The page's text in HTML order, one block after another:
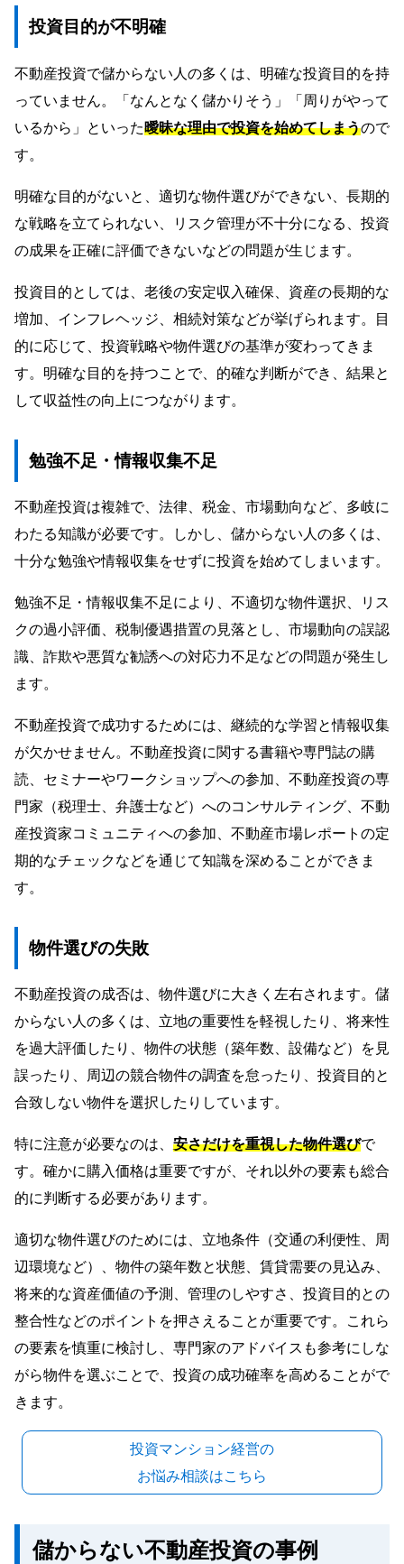
投資目的が不明確
不動産投資で儲からない人の多くは、明確な投資目的を持
っていません。「なんとなく儲かりそう」「周りがやって
いるから」といった曖昧な理由で投資を始めてしまうので
す。
明確な目的がないと、適切な物件選びができない、長期的
な戦略を立てられない、リスク管理が不十分になる、投資
の成果を正確に評価できないなどの問題が生じます。
投資目的としては、老後の安定収入確保、資産の長期的な
増加、インフレヘッジ、相続対策などが挙げられます。目
的に応じて、投資戦略や物件選びの基準が変わってきま
す。明確な目的を持つことで、的確な判断ができ、結果と
して収益性の向上につながります。
勉強不足・情報収集不足
不動産投資は複雑で、法律、税金、市場動向など、多岐に
わたる知識が必要です。しかし、儲からない人の多くは、
十分な勉強や情報収集をせずに投資を始めてしまいます。
勉強不足・情報収集不足により、不適切な物件選択、リス
クの過小評価、税制優遇措置の見落とし、市場動向の誤認
識、詐欺や悪質な勧誘への対応力不足などの問題が発生し
ます。
不動産投資で成功するためには、継続的な学習と情報収集
が欠かせません。不動産投資に関する書籍や専門誌の購
読、セミナーやワークショップへの参加、不動産投資の専
門家（税理士、弁護士など）へのコンサルティング、不動
産投資家コミュニティへの参加、不動産市場レポートの定
期的なチェックなどを通じて知識を深めることができま
す。
物件選びの失敗
不動産投資の成否は、物件選びに大きく左右されます。儲
からない人の多くは、立地の重要性を軽視したり、将来性
を過大評価したり、物件の状態（築年数、設備など）を見
誤ったり、周辺の競合物件の調査を怠ったり、投資目的と
合致しない物件を選択したりしています。
特に注意が必要なのは、 安さだけを重視した物件選びで
す。確かに購入価格は重要ですが、それ以外の要素も総合
的に判断する必要があります。
適切な物件選びのためには、立地条件（交通の利便性、周
辺環境など）、物件の築年数と状態、賃貸需要の見込み、
将来的な資産価値の予測、管理のしやすさ、投資目的との
整合性などのポイントを押さえることが重要です。これら
の要素を慎重に検討し、専門家のアドバイスも参考にしな
がら物件を選ぶことで、投資の成功確率を高めることがで
きます。
投資マンション経営の
お悩み相談はこちら
儲からない不動産投資の事例